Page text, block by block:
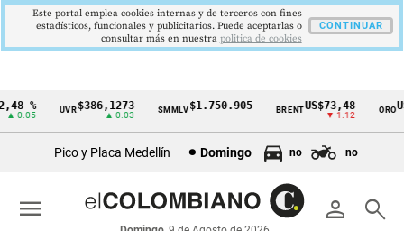
Cintillo
económicos
Colombia
% UVR$386,1273
▲ 0.03
SMMLV$1.750.905 BRENTUS$73,48
▼ 1.12
ORO
Pico y Placa Medellín Domingo no no
person search
menu
Este portal emplea cookies internas y de terceros con fines
estadísticos, funcionales y publicitarios. Puede aceptarlas o
consultar más en nuestra politica de cookies
CONTINUAR